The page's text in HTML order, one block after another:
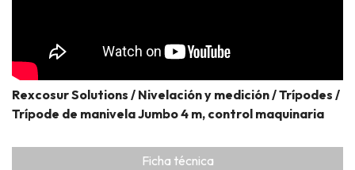
Ficha técnica
Rexcosur Solutions / Nivelación y medición / Trípodes /
Trípode de manivela Jumbo 4 m, control maquinaria